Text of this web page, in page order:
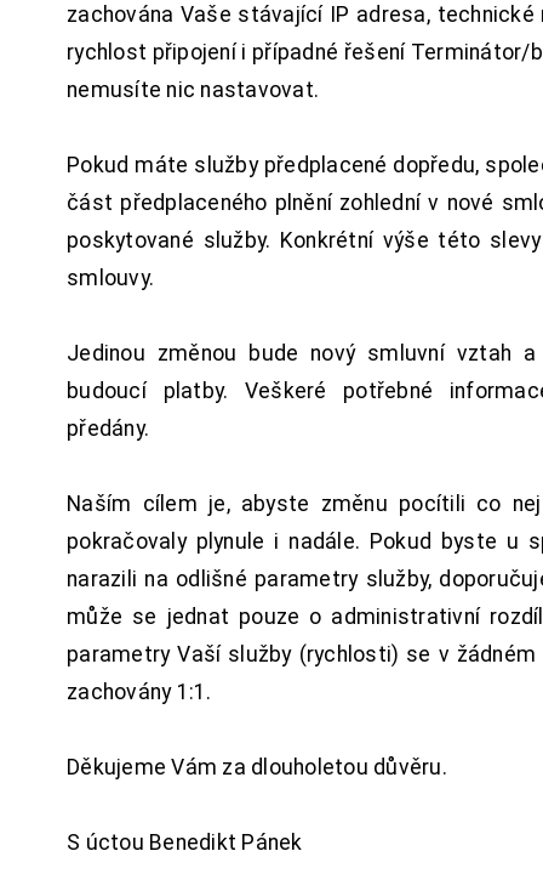
zachována Vaše stávající IP adresa, technické
rychlost připojení i případné řešení Terminátor/
nemusíte nic nastavovat.
Pokud máte služby předplacené dopředu,
část předplaceného plnění zohlední v nové
poskytované služby. Konkrétní výše této
smlouvy.
Jedinou změnou bude nový smluvní vztah
budoucí platby. Veškeré potřebné
předány.
Naším cílem je, abyste změnu pocítili co
pokračovaly plynule i nadále. Pokud byste u
narazili na odlišné parametry služby,
může se jednat pouze o administrativní
parametry Vaší služby (rychlosti) se v
zachovány 1:1.
Děkujeme Vám za dlouholetou důvěru.
S úctou Benedikt Pánek